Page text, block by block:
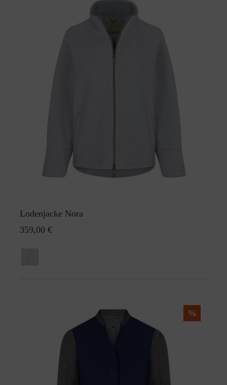
Lodenjacke Nora
359,00 €
%